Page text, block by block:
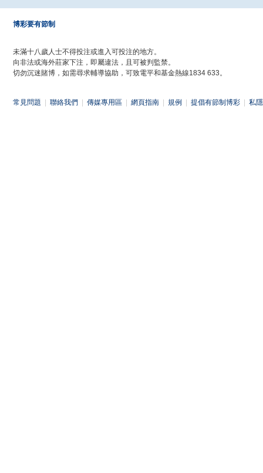
博彩要有節制
未滿十八歲人士不得投注或進入可投注的地方。
向非法或海外莊家下注，即屬違法，且可被判監禁。
切勿沉迷賭博，如需尋求輔導協助，可致電平和基金熱線1834 633。
常見問題 聯絡我們 傳媒專用區 網頁指南 規例 提倡有節制博彩 私